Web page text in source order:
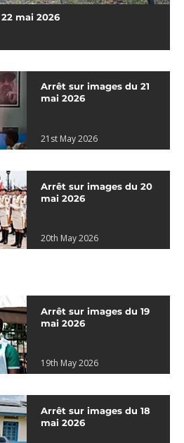
mai 2026
Arrêt sur images du 21
mai 2026
21st May 2026
Arrêt sur images du 20
mai 2026
20th May 2026
Arrêt sur images du 19
mai 2026
19th May 2026
Arrêt sur images du 18
mai 2026